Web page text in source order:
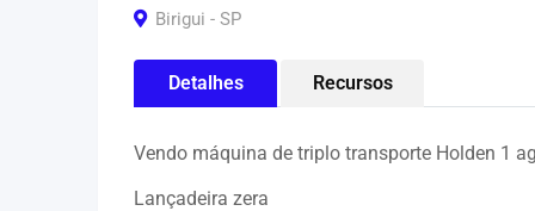
Birigui - SP
Detalhes Recursos
Vendo máquina de triplo transporte Holden 1
Lançadeira zera